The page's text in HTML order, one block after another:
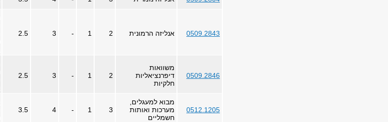
0509.2843 אנליזה הרמונית 2
1
-
3
2.5
0509.2846
משוואות
דיפרנציאליות
חלקיות
2
1
-
3
2.5
0512.1205
מבוא למעגלים,
מערכות ואותות
חשמליים
3
1
-
4
3.5